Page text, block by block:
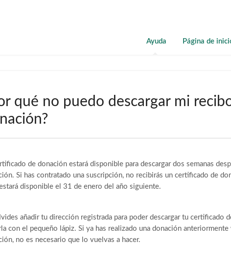
Ayuda Página de
qué no puedo descargar mi
de donación estará disponible para descargar dos semanas
Si has contratado una suscripción, no recibirás un certificado de
disponible el 31 de enero del año siguiente.
añadir tu dirección registrada para poder descargar tu certificado
con el pequeño lápiz. Si ya has realizado una donación
no es necesario que lo vuelvas a hacer.